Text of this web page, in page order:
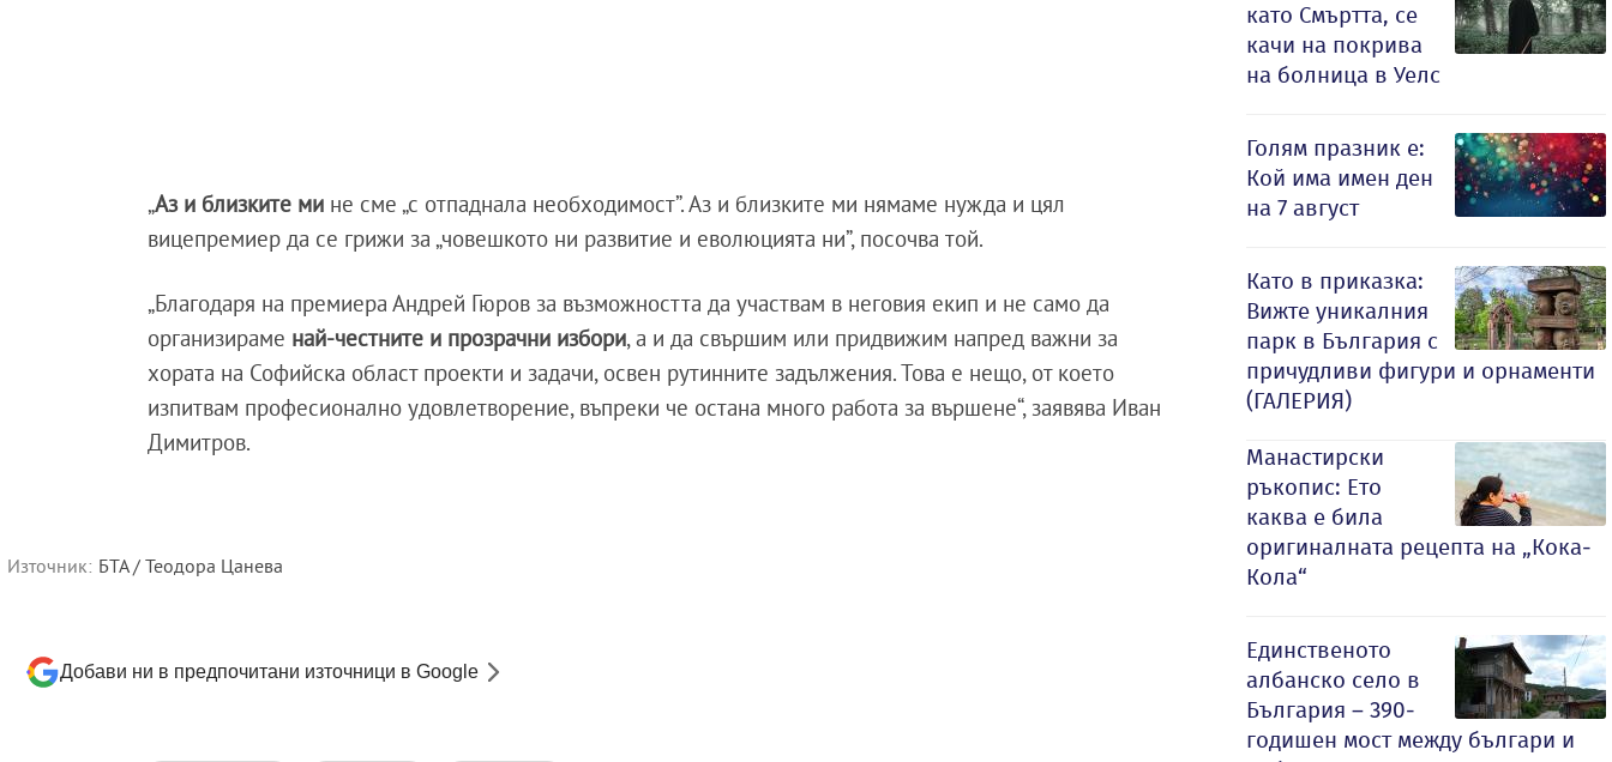
„Аз и близките ми не сме „с отпаднала необходимост”. Аз и близките ми нямаме нужда и цял
вицепремиер да се грижи за „човешкото ни развитие и еволюцията ни”, посочва той.
„Благодаря на премиера Андрей Гюров за възможността да участвам в неговия екип и не само да
организираме най-честните и прозрачни избори, а и да свършим или придвижим напред важни за
хората на Софийска област проекти и задачи, освен рутинните задължения. Това е нещо, от което
изпитвам професионално удовлетворение, въпреки че остана много работа за вършене“, заявява Иван
Димитров.
Източник: БТА / Теодора Цанева
Добави ни в предпочитани източници в Google
като Смъртта, се
качи на покрива
на болница в Уелс
Голям празник е:
Кой има имен ден
на 7 август
Като в приказка:
Вижте уникалния
парк в България с
причудливи фигури и орнаменти
(ГАЛЕРИЯ)
Манастирски
ръкопис: Ето
каква е била
оригиналната рецепта на „Кока-
Кола“
Единственото
албанско село в
България – 390-
годишен мост между българи и